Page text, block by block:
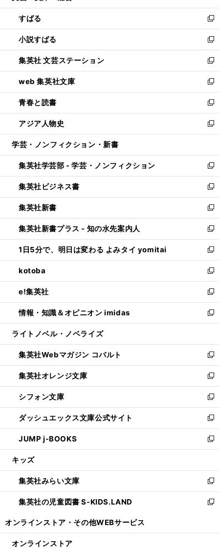
開
く
ウ
で
開
く
ン
ド
ウ
で
開
く
すばる
新
し
い
ウ
ィ
ン
ド
ウ
で
開
く
小説すばる
新
し
い
ウ
ィ
ン
ド
ウ
で
開
集英社 文芸ステーション
新
し
い
ウ
ィ
ン
ド
ウ
開
く
web 集英社文庫
新
し
い
ウ
ィ
ン
ウ
で
開
く
青春と読書
新
し
い
ウ
ン
ド
ウ
で
開
く
アジア人物史
新
し
ウ
ィ
ン
ド
ウ
で
開
く
学芸・ノンフィクション・新書
集英社学芸部 - 学芸・ノンフィクション
新
し
い
ウ
ィ
ン
ド
ウ
で
開
く
集英社ビジネス書
新
し
い
ウ
ィ
ン
ド
ウ
で
開
く
集英社新書
新
し
い
ウ
ィ
ン
ド
ウ
で
開
く
集英社新書プラス - 知の水先案内人
新
し
い
ウ
ィ
ン
ド
ウ
で
開
1日5分で、明日は変わる よみタイ yomitai
新
し
い
ウ
ィ
ン
ド
ウ
開
く
kotoba
新
し
い
ウ
ィ
ン
ウ
で
開
く
e!集英社
新
し
い
ウ
ン
ド
ウ
で
開
く
情報・知識＆オピニオン imidas
新
し
ウ
ィ
ン
ド
ウ
で
開
く
ライトノベル・ノベライズ
集英社Webマガジン コバルト
新
し
い
ウ
ィ
ン
ド
ウ
で
開
集英社オレンジ文庫
新
し
い
ウ
ィ
ン
ド
ウ
開
く
シフォン文庫
新
し
い
ウ
ィ
ン
ウ
で
開
く
ダッシュエックス文庫公式サイト
新
し
い
ウ
ン
ド
ウ
で
JUMP j-BOOKS
新
し
ウ
ィ
ン
ド
開
キッズ
集英社みらい文庫
新
し
い
ン
集英社の児童図書 S-KIDS.LAND
新
ウ
オンラインストア・ その他WEBサービス
オンラインストア